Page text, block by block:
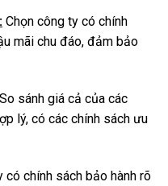
Chọn công ty có chính
mãi chu đáo, đảm bảo
So sánh giá cả của các
lý, có các chính sách ưu
có chính sách bảo hành rõ